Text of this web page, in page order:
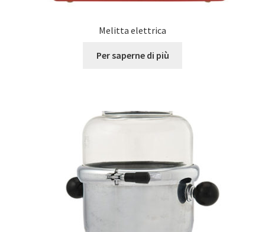
Melitta elettrica
Per saperne di più